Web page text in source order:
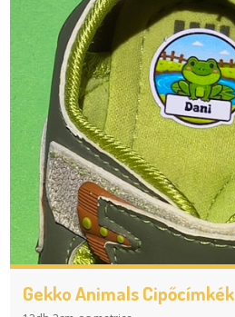
Gekko Animals Cipőcímkék